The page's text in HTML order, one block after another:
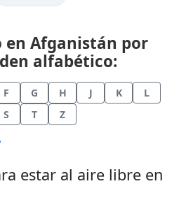
en Afganistán por
alfabético:
F G H J K
L
S T Z
estar al aire libre en